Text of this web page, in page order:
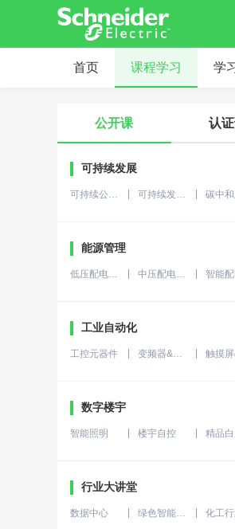
首页 课程学习 学
公开课 认
可持续发展
可持续公开课 可持续发展咨询服务
能源管理
低压配电产品设备 中压配电产品设备
工业自动化
工控元器件 变频器&软起动器
数字楼宇
智能照明 楼宇自控 精品
行业大讲堂
数据中心 绿色智能制造 化工